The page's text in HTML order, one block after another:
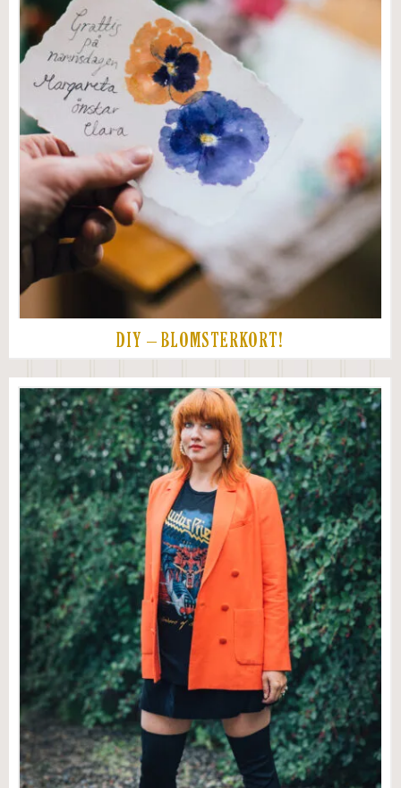
DIY – BLOMSTERKORT!